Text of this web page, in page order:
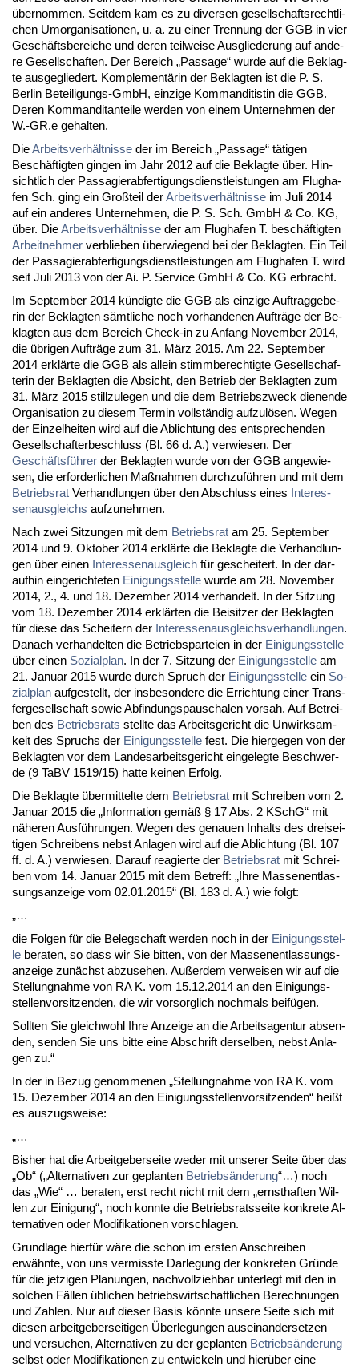
über­nom­men. Seit­dem kam es zu di­ver­sen ge­sell­schafts­recht­li­
chen Um­or­ga­ni­sa­tio­nen, u. a. zu ei­ner Tren­nung der GGB in vier
Geschäfts­be­rei­che und de­ren teil­wei­se Aus­glie­de­rung auf an­de­
re Ge­sell­schaf­ten. Der Be­reich „Pas­sa­ge“ wur­de auf die Be­klag­
te aus­ge­glie­dert. Kom­ple­mentärin der Be­klag­ten ist die P. S.
Ber­lin Be­tei­li­gungs-GmbH, ein­zi­ge Kom­man­di­tis­tin die GGB.
De­ren Kom­man­dit­an­tei­le wer­den von ei­nem Un­ter­neh­men der
W.-GR.e ge­hal­ten.
DieAr­beits­verhält­nis­se der im Be­reich „Pas­sa­ge“ täti­gen
Beschäftig­ten gin­gen im Jahr 2012 auf die Be­klag­te über. Hin­
sicht­lich der Pas­sa­gier­ab­fer­ti­gungs­dienst­leis­tun­gen am Flug­ha­
fen Sch. ging ein Großteil derAr­beits­verhält­nis­se im Ju­li 2014
auf ein an­de­res Un­ter­neh­men, die P. S. Sch. GmbH & Co. KG,
über. DieAr­beits­verhält­nis­se der am Flug­ha­fen T. beschäftig­ten
Ar­beit­neh­mer ver­blie­ben über­wie­gend bei der Be­klag­ten. Ein Teil
der Pas­sa­gier­ab­fer­ti­gungs­dienst­leis­tun­gen am Flug­ha­fen T. wird
seit Ju­li 2013 von der Ai. P. Ser­vice GmbH & Co. KG er­bracht.
Im Sep­tem­ber 2014 kündig­te die GGB als ein­zi­ge Auf­trag­ge­be­
rin der Be­klag­ten sämt­li­che noch vor­han­de­nen Auf­träge der Be­
klag­ten aus dem Be­reich Check-in zu An­fang No­vem­ber 2014,
die übri­gen Auf­träge zum 31. März 2015. Am 22. Sep­tem­ber
2014 erklärte die GGB als al­lein stimm­be­rech­tig­te Ge­sell­schaf­
te­rin der Be­klag­ten die Ab­sicht, den Be­trieb der Be­klag­ten zum
31. März 2015 still­zu­le­gen und die dem Be­triebs­zweck die­nen­de
Or­ga­ni­sa­ti­on zu die­sem Ter­min vollständig auf­zulösen. We­gen
der Ein­zel­hei­ten wird auf die Ab­lich­tung des ent­spre­chen­den
Ge­sell­schaf­ter­be­schluss (Bl. 66 d. A.) ver­wie­sen. Der
Geschäftsführer der Be­klag­ten wur­de von der GGB an­ge­wie­
sen, die er­for­der­li­chen Maßnah­men durch­zuführen und mit dem
Be­triebs­rat Ver­hand­lun­gen über den Ab­schluss ei­nes In­ter­es­
sen­aus­gleichs auf­zu­neh­men.
Nach zwei Sit­zun­gen mit dem Be­triebs­rat am 25. Sep­tem­ber
2014 und 9. Ok­to­ber 2014 erklärte die Be­klag­te die Ver­hand­lun­
gen über ei­nen In­ter­es­sen­aus­gleich für ge­schei­tert. In der dar­
auf­hin ein­ge­rich­te­ten Ei­ni­gungs­stel­le wur­de am 28. No­vem­ber
2014, 2., 4. und 18. De­zem­ber 2014 ver­han­delt. In der Sit­zung
vom 18. De­zem­ber 2014 erklärten die Bei­sit­zer der Be­klag­ten
für die­se das Schei­tern der In­ter­es­sen­aus­gleichs­ver­hand­lun­gen.
Da­nach ver­han­del­ten die Be­triebs­par­tei­en in der Ei­ni­gungs­stel­le
über ei­nen So­zi­al­plan. In der 7. Sit­zung der Ei­ni­gungs­stel­le am
21. Ja­nu­ar 2015 wur­de durch Spruch der Ei­ni­gungs­stel­le ein So­
zi­al­plan auf­ge­stellt, der ins­be­son­de­re die Er­rich­tung ei­ner Trans­
fer­ge­sell­schaft so­wie Ab­fin­dungs­pau­scha­len vor­sah. Auf Be­trei­
ben des Be­triebs­rats stell­te das Ar­beits­ge­richt die Un­wirk­sam­
keit des Spruchs der Ei­ni­gungs­stel­le fest. Die hier­ge­gen von der
Be­klag­ten vor dem Lan­des­ar­beits­ge­richt ein­ge­leg­te Be­schwer­
de (9 TaBV 1519/15) hat­te kei­nen Er­folg.
Die Be­klag­te über­mit­tel­te dem Be­triebs­rat mit Schrei­ben vom 2.
Ja­nu­ar 2015 die „In­for­ma­ti­on gemäß § 17 Abs. 2 KSchG“ mit
nähe­ren Ausführun­gen. We­gen des ge­nau­en In­halts des drei­sei­
ti­gen Schrei­bens nebst An­la­gen wird auf die Ab­lich­tung (Bl. 107
ff. d. A.) ver­wie­sen. Dar­auf re­agier­te der Be­triebs­rat mit Schrei­
ben vom 14. Ja­nu­ar 2015 mit dem Be­treff: „Ih­re Mas­sen­ent­las­
sungs­an­zei­ge vom 02.01.2015“ (Bl. 183 d. A.) wie folgt:
„…
die Fol­gen für die Be­leg­schaft wer­den noch in der Ei­ni­gungs­stel­
le be­ra­ten, so dass wir Sie bit­ten, von der Mas­sen­ent­las­sungs­
an­zei­ge zunächst ab­zu­se­hen. Außer­dem ver­wei­sen wir auf die
Stel­lung­nah­me von RA K. vom 15.12.2014 an den Ei­ni­gungs­
stel­len­vor­sit­zen­den, die wir vor­sorg­lich noch­mals beifügen.
Soll­ten Sie gleich­wohl Ih­re An­zei­ge an die Ar­beits­agen­tur ab­sen­
den, sen­den Sie uns bit­te ei­ne Ab­schrift der­sel­ben, nebst An­la­
gen zu.“
In der in Be­zug ge­nom­me­nen „Stel­lung­nah­me von RA K. vom
15. De­zem­ber 2014 an den Ei­ni­gungs­stel­len­vor­sit­zen­den“ heißt
es aus­zugs­wei­se:
„…
Bis­her hat die Ar­beit­ge­ber­sei­te we­der mit un­se­rer Sei­te über das
„Ob“ („Al­ter­na­ti­ven zur ge­plan­ten Be­triebsände­rung“…) noch
das „Wie“ … be­ra­ten, erst recht nicht mit dem „ernst­haf­ten Wil­
len zur Ei­ni­gung“, noch konn­te die Be­triebs­rats­sei­te kon­kre­te Al­
ter­na­ti­ven oder Mo­di­fi­ka­tio­nen vor­schla­gen.
Grund­la­ge hierfür wäre die schon im ers­ten An­schrei­ben
erwähn­te, von uns ver­miss­te Dar­le­gung der kon­kre­ten Gründe
für die jet­zi­gen Pla­nun­gen, nach­voll­zieh­bar un­ter­legt mit den in
sol­chen Fällen übli­chen be­triebs­wirt­schaft­li­chen Be­rech­nun­gen
und Zah­len. Nur auf die­ser Ba­sis könn­te un­se­re Sei­te sich mit
die­sen ar­beit­ge­ber­sei­ti­gen Über­le­gun­gen aus­ein­an­der­set­zen
und ver­su­chen, Al­ter­na­ti­ven zu der ge­plan­ten Be­triebsände­rung
selbst oder Mo­di­fi­ka­tio­nen zu ent­wi­ckeln und hierüber ei­ne